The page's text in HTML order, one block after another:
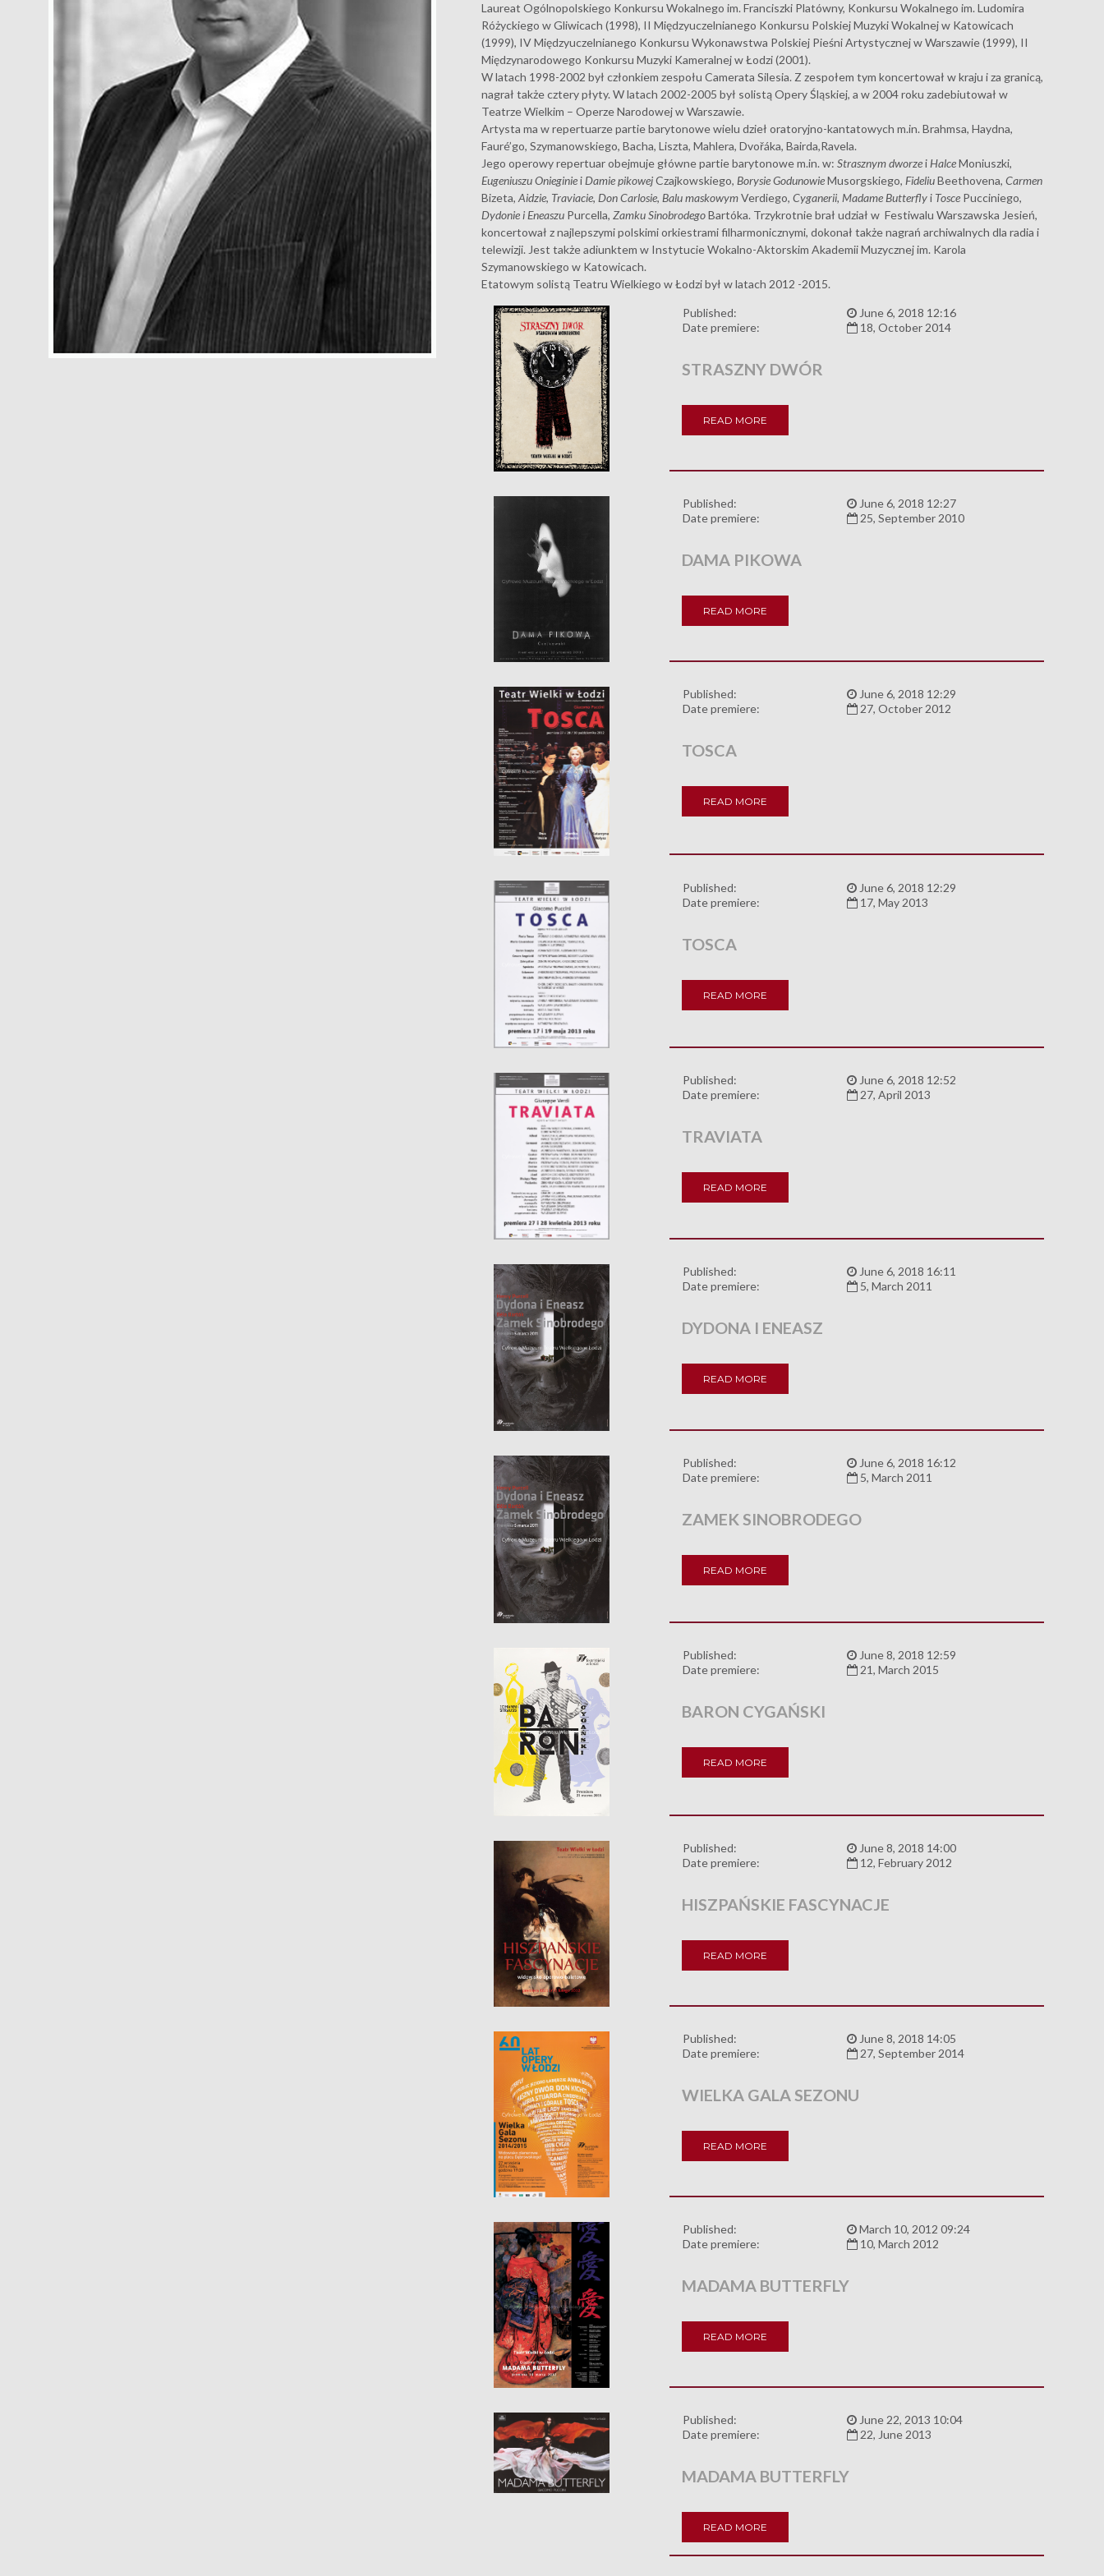
Laureat Ogólnopolskiego Konkursu Wokalnego im. Franciszki Platówny, Konkursu Wokalnego im. Ludomira
Różyckiego w Gliwicach (1998), II Międzyuczelnianego Konkursu Polskiej Muzyki Wokalnej w Katowicach
(1999), IV Międzyuczelnianego Konkursu Wykonawstwa Polskiej Pieśni Artystycznej w Warszawie (1999), II
Międzynarodowego Konkursu Muzyki Kameralnej w Łodzi (2001).
W latach 1998-2002 był członkiem zespołu Camerata Silesia. Z zespołem tym koncertował w kraju i za granicą,
nagrał także cztery płyty. W latach 2002-2005 był solistą Opery Śląskiej, a w 2004 roku zadebiutował w
Teatrze Wielkim – Operze Narodowej w Warszawie.
Artysta ma w repertuarze partie barytonowe wielu dzieł oratoryjno-kantatowych m.in. Brahmsa, Haydna,
Fauré’go, Szymanowskiego, Bacha, Liszta, Mahlera, Dvořáka, Bairda,Ravela.
Jego operowy repertuar obejmuje główne partie barytonowe m.in. w:Strasznym dworzei HalceMoniuszki,
Eugeniuszu Onieginiei Damie pikowejCzajkowskiego, Borysie GodunowieMusorgskiego, FideliuBeethovena,Carmen
Bizeta,Aidzie, Traviacie, Don Carlosie, Balu maskowymVerdiego,Cyganerii, Madame Butterflyi Tosce Pucciniego,
Dydonie i Eneaszu Purcella,Zamku SinobrodegoBartóka. Trzykrotnie brał udział w Festiwalu Warszawska Jesień,
koncertował z najlepszymi polskimi orkiestrami filharmonicznymi, dokonał także nagrań archiwalnych dla radia i
telewizji. Jest także adiunktem w Instytucie Wokalno-Aktorskim Akademii Muzycznej im. Karola
Szymanowskiego w Katowicach.
Etatowym solistą Teatru Wielkiego w Łodzi był w latach 2012 -2015.
Published:
June 6, 2018 12:16
Date premiere:
18, October 2014
STRASZNY DWÓR
READ MORE
Published:
June 6, 2018 12:27
Date premiere:
25, September 2010
DAMA PIKOWA
READ MORE
Published:
June 6, 2018 12:29
Date premiere:
27, October 2012
TOSCA
READ MORE
Published:
June 6, 2018 12:29
Date premiere:
17, May 2013
TOSCA
READ MORE
Published:
June 6, 2018 12:52
Date premiere:
27, April 2013
TRAVIATA
READ MORE
Published:
June 6, 2018 16:11
Date premiere:
5, March 2011
DYDONA I ENEASZ
READ MORE
Published:
June 6, 2018 16:12
Date premiere:
5, March 2011
ZAMEK SINOBRODEGO
READ MORE
Published:
June 8, 2018 12:59
Date premiere:
21, March 2015
BARON CYGAŃSKI
READ MORE
Published:
June 8, 2018 14:00
Date premiere:
12, February 2012
HISZPAŃSKIE FASCYNACJE
READ MORE
Published:
June 8, 2018 14:05
Date premiere:
27, September 2014
WIELKA GALA SEZONU
READ MORE
Published:
March 10, 2012 09:24
Date premiere:
10, March 2012
MADAMA BUTTERFLY
READ MORE
Published:
June 22, 2013 10:04
Date premiere:
22, June 2013
MADAMA BUTTERFLY
READ MORE